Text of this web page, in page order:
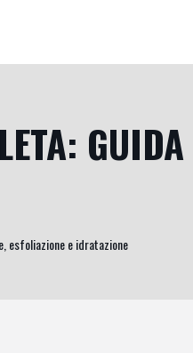
esfoliazione e idratazione